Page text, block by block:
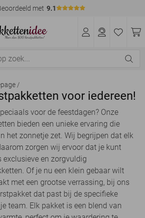
met 9.1
/
voor iedereen!
voor de feestdagen? Onze
bieden een unieke ervaring die
het zonnetje zet. Wij begrijpen dat elk
zorgen wij ervoor dat je kunt
exclusieve en zorgvuldig
Of je nu een klein gebaar wilt
met een grootse verrassing, bij ons
dat past bij de specifieke
team. Elk pakket is een blend van